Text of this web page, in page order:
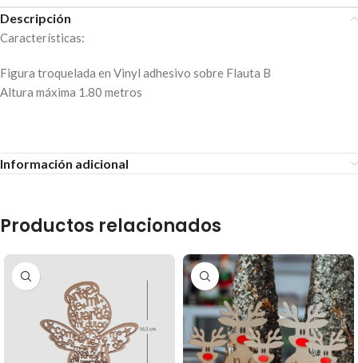
Descripción
Características:
Figura troquelada en Vinyl adhesivo sobre Flauta B
Altura máxima 1.80 metros
Información adicional
Productos relacionados